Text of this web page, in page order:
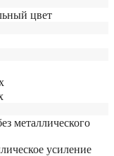
цвет
металлического
усиление